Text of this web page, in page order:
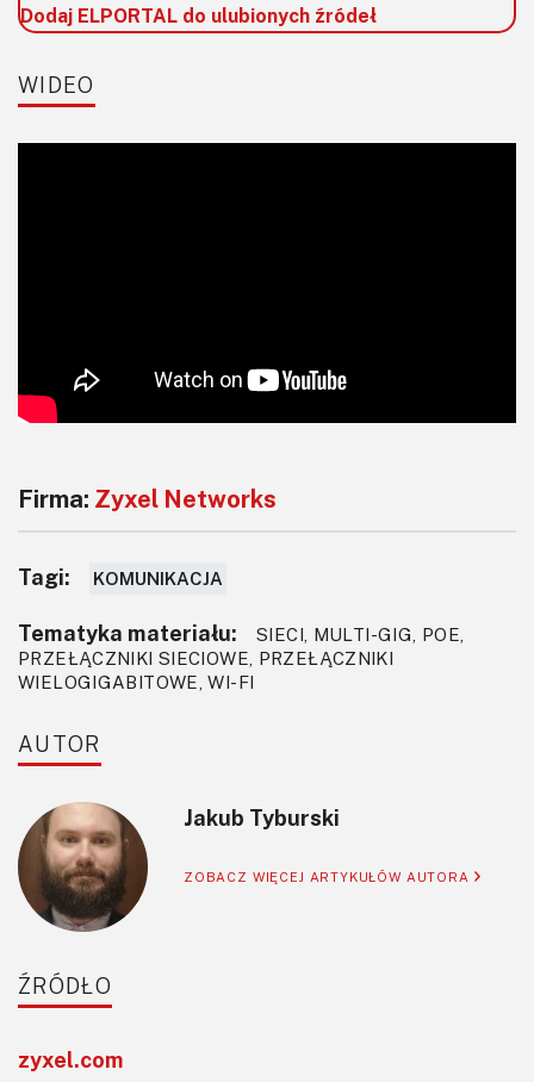
Dodaj ELPORTAL do ulubionych źródeł
WIDEO
Firma: Zyxel Networks
Tagi: KOMUNIKACJA
Tematyka materiału:
SIECI, MULTI-GIG, POE,
PRZEŁĄCZNIKI SIECIOWE, PRZEŁĄCZNIKI
WIELOGIGABITOWE, WI-FI
AUTOR
Jakub Tyburski
ZOBACZ WIĘCEJ ARTYKUŁÓW AUTORA
ŹRÓDŁO
zyxel.com